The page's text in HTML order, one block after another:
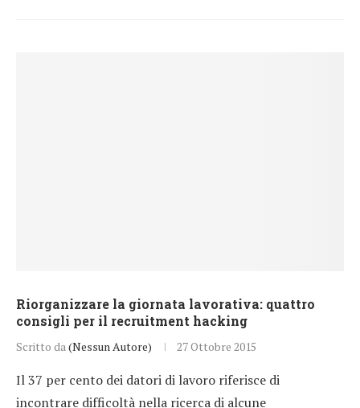
Riorganizzare la giornata lavorativa: quattro
consigli per il recruitment hacking
Scritto da (Nessun Autore) 27 Ottobre 2015
Il 37 per cento dei datori di lavoro riferisce di
incontrare difficoltà nella ricerca di alcune